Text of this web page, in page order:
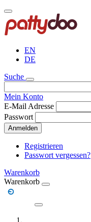
Direkt
zum
Inhalt
EN
DE
Suche
Mein Konto
E-Mail Adresse
Passwort
Anmelden
Registrieren
Passwort vergessen?
Warenkorb
Warenkorb